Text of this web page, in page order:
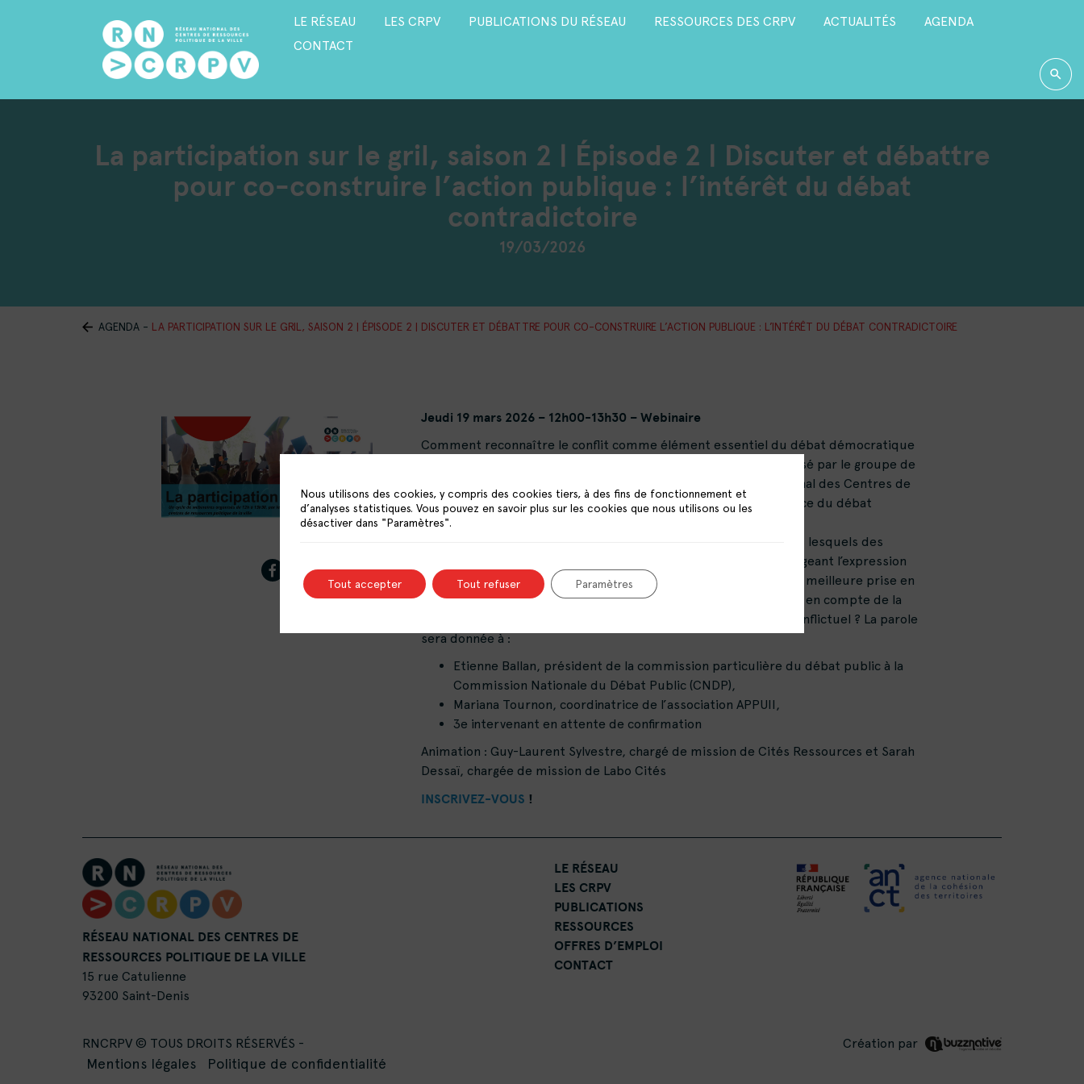
LE RÉSEAU LES CRPV PUBLICATIONS DU RÉSEAU RESSOURCES DES CRPV ACTUALITÉS
AGENDA
CONTACT
La participation sur le gril, saison 2 | Épisode 2 | Discuter et débattre
pour co-construire l’action publique : l’intérêt du débat
contradictoire
19/03/2026
AGENDA - LA PARTICIPATION SUR LE GRIL, SAISON 2 | ÉPISODE 2 | DISCUTER ET DÉBATTRE POUR CO-CONSTRUIRE L’ACTION PUBLIQUE : L’INTÉRÊT DU DÉBAT CONTRADICTOIRE
Jeudi 19 mars 2026 – 12h00-13h30 – Webinaire
Comment reconnaître le conflit comme élément essentiel du débat démocratique
? Ce nouveau webinaire de « La participation sur le gril », organisé par le groupe de
travail « Démocratie et Quartiers populaires » du Réseau National des Centres de
Ressources Politique de la Ville, propose de s’intéresser à la place du débat
contradictoire dans la construction de l’action publique.
Comment reconnaître et valoriser les espaces participatifs dans lesquels des
intérêts divergents peuvent s’exprimer ? Comment, en encourageant l’expression
de différents groupes sociaux, ces espaces participent-ils à une meilleure prise en
compte de l’intérêt collectif ? Quelles représentations et prises en compte de la
parole des classes populaires dans le débat lorsqu’il apparaît conflictuel ? La parole
sera donnée à :
Etienne Ballan, président de la commission particulière du débat public à la
Commission Nationale du Débat Public (CNDP),
Mariana Tournon, coordinatrice de l’association APPUII,
3e intervenant en attente de confirmation
Animation : Guy-Laurent Sylvestre, chargé de mission de Cités Ressources et Sarah
Dessaï, chargée de mission de Labo Cités
INSCRIVEZ-VOUS !
RÉSEAU NATIONAL DES CENTRES DE
RESSOURCES POLITIQUE DE LA VILLE
15 rue Catulienne
93200 Saint-Denis
LE RÉSEAU
LES CRPV
PUBLICATIONS
RESSOURCES
OFFRES D’EMPLOI
CONTACT
RNCRPV © TOUS DROITS RÉSERVÉS -
Mentions légales Politique de confidentialité
Création par
Nous utilisons des cookies, y compris des cookies tiers, à des fins de fonctionnement et
d’analyses statistiques. Vous pouvez en savoir plus sur les cookies que nous utilisons ou les
désactiver dans "Paramètres".
Tout accepter Tout refuser Paramètres